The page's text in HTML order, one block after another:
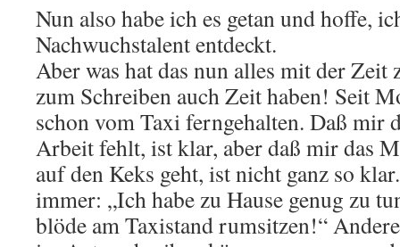
Nun also habe ich es getan und hoffe,
Nachwuchstalent entdeckt.
Aber was hat das nun alles mit der Zeit
zum Schreiben auch Zeit haben! Seit
schon vom Taxi ferngehalten. Daß mir
Arbeit fehlt, ist klar, aber daß mir das
auf den Keks geht, ist nicht ganz so
immer: „Ich habe zu Hause genug zu
blöde am Taxistand rumsitzen!“